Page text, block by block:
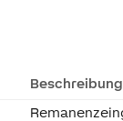
Beschreibung